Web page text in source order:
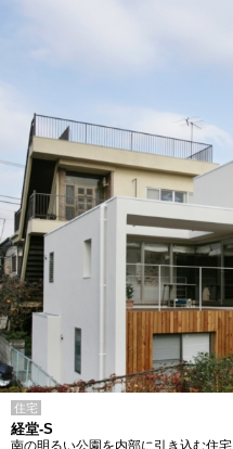
住宅
経堂-S
南の明るい公園を内部に引き込む住宅